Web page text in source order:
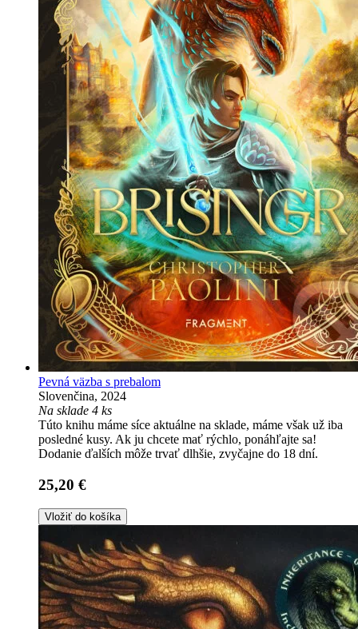
Pevná väzba s prebalom
Slovenčina, 2024
Na sklade 4 ks
Túto knihu máme síce aktuálne na sklade, máme však už iba
posledné kusy. Ak ju chcete mať rýchlo, ponáhľajte sa!
Dodanie ďalších môže trvať dlhšie, zvyčajne do 18 dní.
25,20 €
Vložiť do košíka